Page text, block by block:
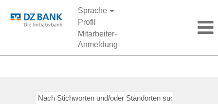
Sprache
Profil
Mitarbeiter-
Anmeldung